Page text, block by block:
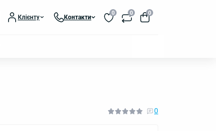
Клієнту Контакти
0 0 0
0